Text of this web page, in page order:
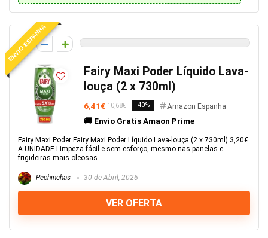
ENVIO ESPANHA
0
Fairy Maxi Poder Líquido Lava-
louça (2 x 730ml)
6,41€ 10,68€ -40% Amazon Espanha
🚚 Envio Gratis Amaon Prime
Fairy Maxi Poder Fairy Maxi Poder Líquido Lava-louça (2 x 730ml) 3,20€
A UNIDADE Limpeza fácil e sem esforço, mesmo nas panelas e
frigideiras mais oleosas ...
Pechinchas 30 de Abril, 2026
VER OFERTA